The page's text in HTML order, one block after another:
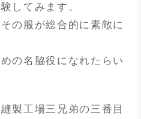
してみます。
の服が総合的に素敵に
の名脇役になれたらい
製工場三兄弟の三番目